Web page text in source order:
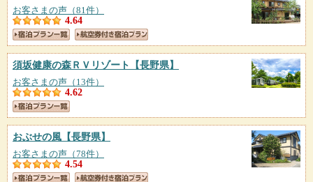
お客さまの声（81件）
4.64
須坂健康の森ＲＶリゾート 【長野県】
お客さまの声（13件）
4.62
おぶせの風 【長野県】
お客さまの声（78件）
4.54